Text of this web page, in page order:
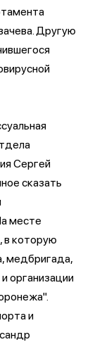
Другую
Сергей
сказать
месте
в которую
медбригада,
организации
и